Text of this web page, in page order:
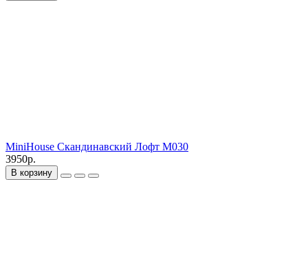
MiniHouse Скандинавский Лофт M030
3950р.
В корзину